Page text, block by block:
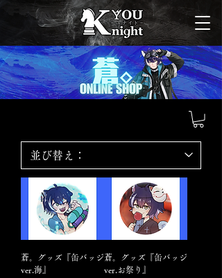
蒼。グッズ『缶バッジ
ver.海』
蒼。グッズ『缶バッジ
ver.お祭り』